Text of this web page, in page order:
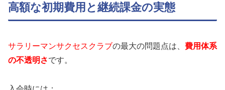
高額な初期費用と継続課金の実態
サラリーマンサクセスクラブの最大の問題点は、 費用体系
の不透明さです。